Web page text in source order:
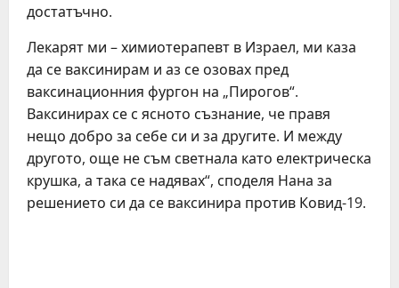
достатъчно.
Лекарят ми – химиотерапевт в Израел, ми каза
да се ваксинирам и аз се озовах пред
ваксинационния фургон на „Пирогов“.
Ваксинирах се с ясното съзнание, че правя
нещо добро за себе си и за другите. И между
другото, още не съм светнала като електрическа
крушка, а така се надявах“, споделя Нана за
решението си да се ваксинира против Ковид-19.